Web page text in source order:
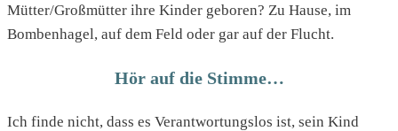
Mütter/Großmütter ihre Kinder geboren? Zu Hause, im
Bombenhagel, auf dem Feld oder gar auf der Flucht.
Hör auf die Stimme…
Ich finde nicht, dass es Verantwortungslos ist, sein Kind